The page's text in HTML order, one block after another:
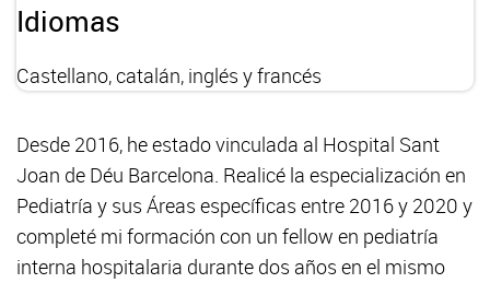
Idiomas
Castellano, catalán, inglés y francés
Desde 2016, he estado vinculada al Hospital Sant
Joan de Déu Barcelona. Realicé la especialización en
Pediatría y sus Áreas específicas entre 2016 y 2020 y
completé mi formación con un fellow en pediatría
interna hospitalaria durante dos años en el mismo